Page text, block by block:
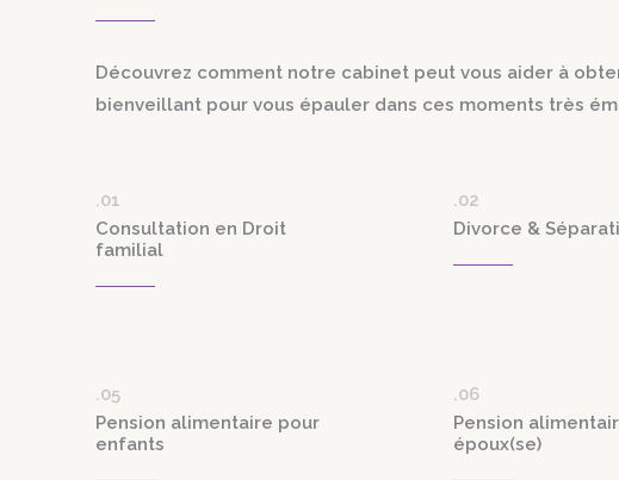
Découvrez comment notre cabinet peut vous aider à
bienveillant pour vous épauler dans ces moments très
.01
Consultation en Droit
familial
.02
Divorce &
.05
Pension alimentaire pour
enfants
.06
Pension
époux(se)